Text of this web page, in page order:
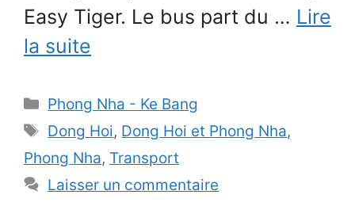
Easy Tiger. Le bus part du … Lire
la suite
Catégories
Phong Nha - Ke Bang
Étiquettes
Dong Hoi, Dong Hoi et Phong Nha,
Phong Nha, Transport
Laisser un commentaire